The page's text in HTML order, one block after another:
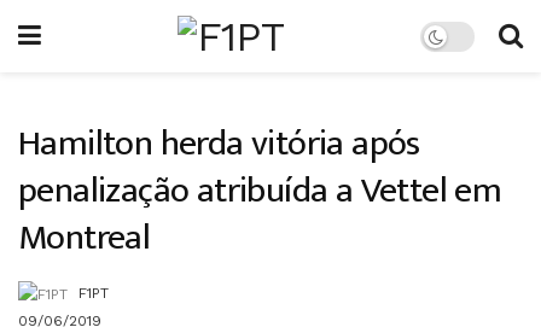
Hamilton herda vitória após
penalização atribuída a Vettel em
Montreal
F1PT
09/06/2019